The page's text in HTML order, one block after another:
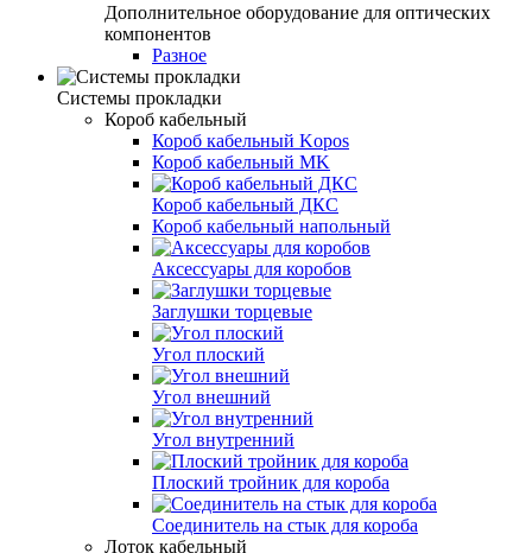
Дополнительное оборудование для оптических
компонентов
Разное
Системы прокладки
Короб кабельный
Короб кабельный Kopos
Короб кабельный MK
Короб кабельный ДКС
Короб кабельный напольный
Аксессуары для коробов
Заглушки торцевые
Угол плоский
Угол внешний
Угол внутренний
Плоский тройник для короба
Соединитель на стык для короба
Лоток кабельный